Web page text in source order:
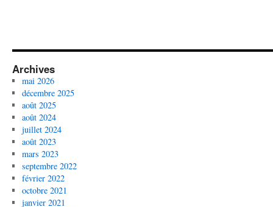
Archives
mai 2026
décembre 2025
août 2025
août 2024
juillet 2024
août 2023
mars 2023
septembre 2022
février 2022
octobre 2021
janvier 2021